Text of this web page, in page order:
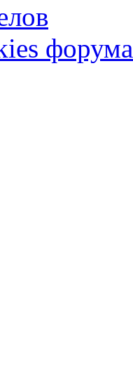
форума